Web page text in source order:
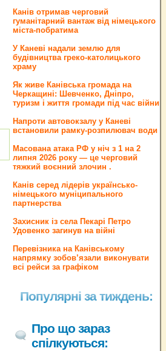
Канів отримав черговий
гуманітарний вантаж від німецького
міста-побратима
У Каневі надали землю для
будівництва греко‐католицького
храму
Як живе Канівська громада на
Черкащині: Шевченко, Дніпро,
туризм і життя громади під час війни
Напроти автовокзалу у Каневі
встановили рамку-розпилювач води
Масована атака РФ у ніч з 1 на 2
липня 2026 року — це черговий
тяжкий воєнний злочин .
Канів серед лідерів українсько-
німецького муніципального
партнерства
Захисник із села Пекарі Петро
Удовенко загинув на війні
Перевізника на Канівському
напрямку зобов’язали виконувати
всі рейси за графіком
Популярні за тиждень:
Про що зараз
спілкуються: